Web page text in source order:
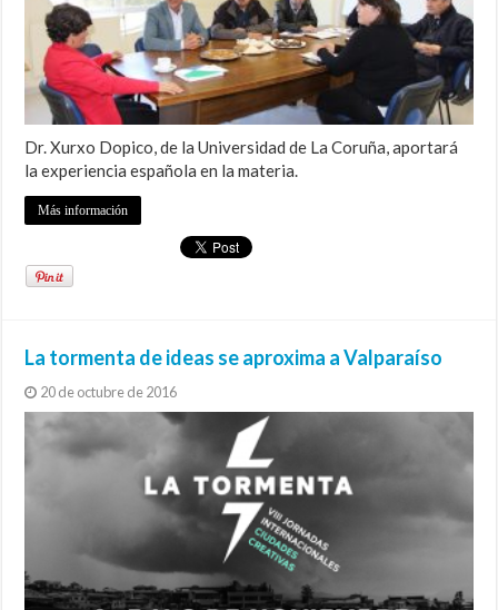
Dr. Xurxo Dopico, de la Universidad de La Coruña, aportará
la experiencia española en la materia.
Más información
La tormenta de ideas se aproxima a Valparaíso
20 de octubre de 2016